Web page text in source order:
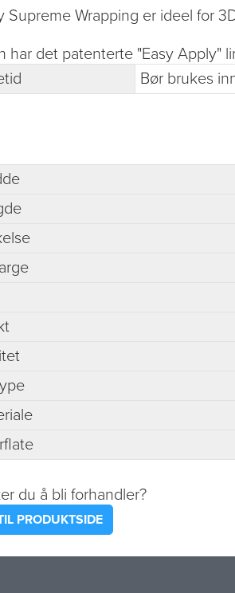
Supreme Wrapping er ideel for
har det patenterte "Easy Apply"
Bør brukes
du å bli forhandler?
PRODUKTSIDE